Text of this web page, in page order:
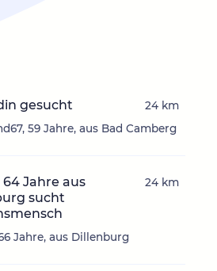
gesucht
59 Jahre, aus Bad Camberg
24 km
64 Jahre aus
sucht
Jahre, aus Dillenburg
24 km